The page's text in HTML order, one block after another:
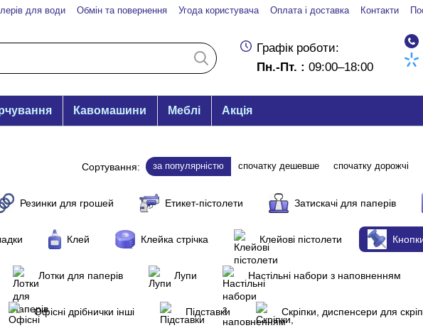
для води Обмін та повернення Угода користувача Оплата і доставка Контакти
Графік роботи:
Пн.-Пт. : 09:00–18:00
Кавомашини Меблі Акція
Сортування: за популярністю спочатку дешевше спочатку дорожчі
Резинки для грошей Етикет-пістолети Затискачі для паперів
Клей Клейка стрічка Клейові пістолети
Лотки для паперів Лупи Настільні набори з наповненням
Офісні дрібнички інші Підставки Скріпки, диспенсери для